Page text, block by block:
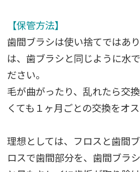
【保管方法】
歯間ブラシは使い捨てではあ
は、歯ブラシと同じように水
ださい。
毛が曲がったり、乱れたら交
くても１ヶ月ごとの交換をオス
理想としては、フロスと歯間
ロスで歯間部分を、歯間ブラ